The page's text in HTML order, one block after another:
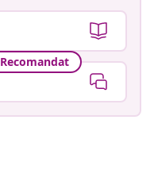
Recomandat